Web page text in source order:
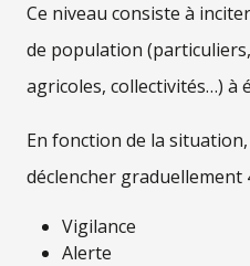
Ce niveau consiste à
de population
agricoles, collectivités…) à
En fonction de la
déclencher graduellement
Vigilance
Alerte